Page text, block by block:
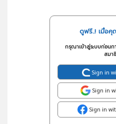
ดูฟรี..! เมื่อคุ
กรุณาเข้าสู่ระบบก่อนก
สมา
Sign in
Sign in
Sign in